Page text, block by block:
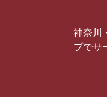
神奈川
プでサ